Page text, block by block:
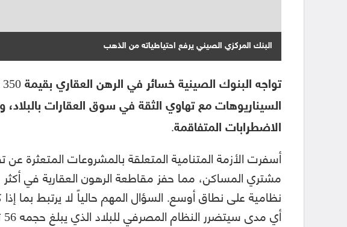
البنك المركزي الصيني يرفع احتياطياته من الذهب
السيناريوهات مع تهاوي الثقة في سوق العقارات
الاضطرابات المتفاقمة.
أسفرت الأزمة المتنامية المتعلقة بالمشروعات المتعثرة
نظامية على نطاق أوسع. السؤال المهم حالياً لا يرتبط بما
أي مدى سيتضرر النظام المصرفي للبلاد الذي يبلغ حجمه 56 تريليون دولار.